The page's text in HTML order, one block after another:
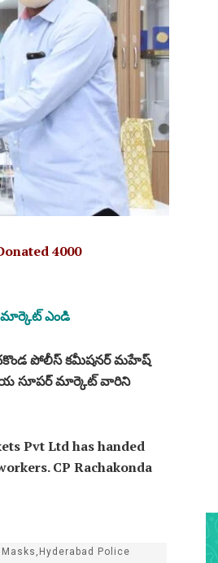
4000
మార్కెట్ ఎండి
పోలీస్ కమీషనర్ మహేష్
సూపర్ మార్కెట్ వారిని
Pvt Ltd has handed
CP Rachakonda
Police